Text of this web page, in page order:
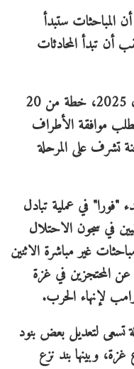
المباحثات ستبدأ
أن تبدأ المحادثات
وكان ترامب، قد نشر الاثنين 29 أيلول 2025، خطة من 20
موافقة الأطراف
تشرف على المرحلة
في عملية تبادل
في سجون الاحتلال
غير مباشرة الاثنين
عن المحتجزين في غزة
لإنهاء الحرب.
لتعديل بعض بنود
وبينها بند نزع